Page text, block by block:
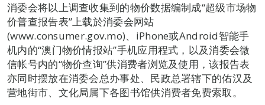
消委会将以上调查收集到的物价数据编制成“超级市场物
价普查报告表”上载於消委会网站
(www.consumer.gov.mo)、iPhone或Android智能手
机内的“澳门物价情报站”手机应用程式，以及消委会微
信帐号内的“物价查询”供消费者浏览及使用，该报告表
亦同时摆放在消委会总办事处、民政总署辖下的佑汉及
营地街市、文化局属下各图书馆供消费者免费索取。